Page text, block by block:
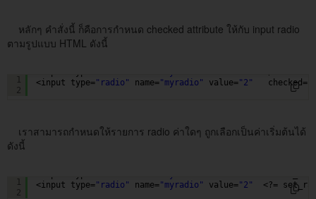
หลักๆ คำสั่งนี้ ก็คือการกำหนด checked attribute ให้กับ input radio
ตามรูปแบบ HTML ดังนี้
1
2
<input type="radio" name="myradio" value="2" checked=
เราสามารถกำหนดให้รายการ radio ค่าใดๆ ถูกเลือกเป็นค่าเริ่มต้นได้
ดังนี้
1
2
<input type="radio" name="myradio" value="2" <?=